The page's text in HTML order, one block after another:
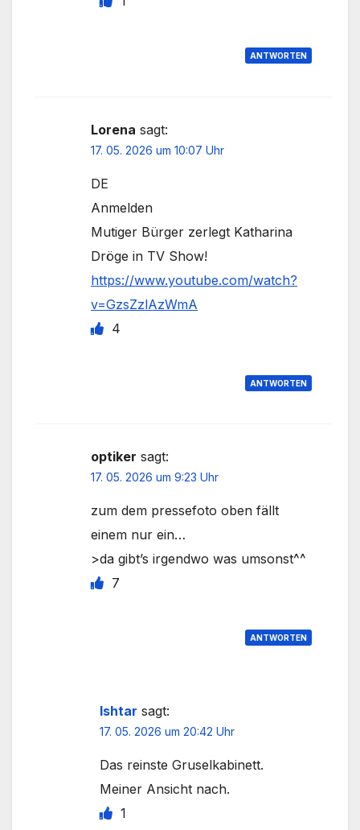
ANTWORTEN
Lorena sagt:
17. 05. 2026 um 10:07 Uhr
DE
Anmelden
Mutiger Bürger zerlegt Katharina
Dröge in TV Show!
https://www.youtube.com/watch?
v=GzsZzlAzWmA
4
ANTWORTEN
optiker sagt:
17. 05. 2026 um 9:23 Uhr
zum dem pressefoto oben fällt
einem nur ein…
>da gibt’s irgendwo was umsonst^^
7
ANTWORTEN
Ishtar sagt:
17. 05. 2026 um 20:42 Uhr
Das reinste Gruselkabinett.
Meiner Ansicht nach.
1